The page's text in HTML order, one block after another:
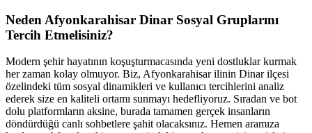
Neden Afyonkarahisar Dinar Sosyal Gruplarını
Tercih Etmelisiniz?
Modern şehir hayatının koşuşturmacasında yeni dostluklar kurmak
her zaman kolay olmuyor. Biz, Afyonkarahisar ilinin Dinar ilçesi
özelindeki tüm sosyal dinamikleri ve kullanıcı tercihlerini analiz
ederek size en kaliteli ortamı sunmayı hedefliyoruz. Sıradan ve bot
dolu platformların aksine, burada tamamen gerçek insanların
döndürdüğü canlı sohbetlere şahit olacaksınız. Hemen aramıza